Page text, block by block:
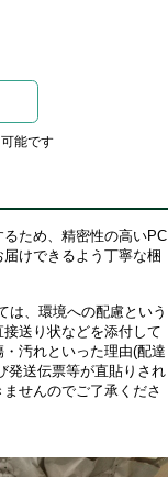
能です
ため、精密性の高いPC
けできるよう丁寧な梱
は、環境への配慮という
送り状などを添付して
汚れといった理由(配達
発送伝票等が直貼りされ
せんのでご了承くださ